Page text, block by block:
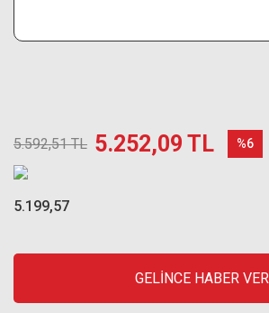
5.592,51 TL 5.252,09 TL %6
5.199,57
GELİNCE HABER VER